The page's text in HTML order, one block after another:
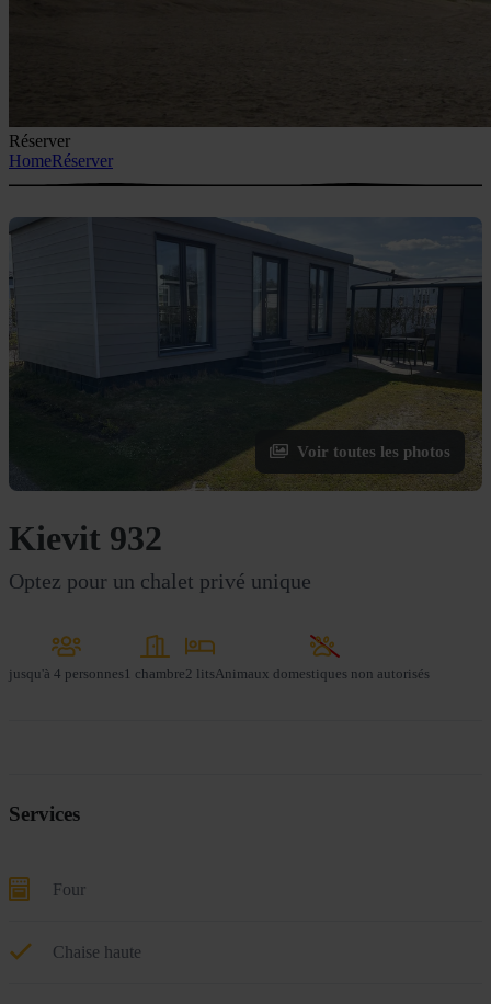
Réserver
HomeRéserver
Voir toutes les photos
Kievit 932
Optez pour un chalet privé unique
jusqu'à 4 personnes 1 chambre2 litsAnimaux domestiques non autorisés
Services
Four
Chaise haute